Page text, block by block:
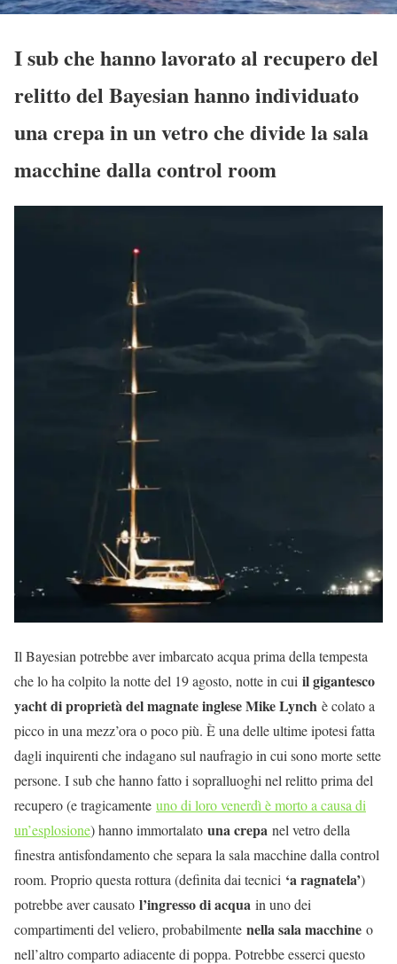
I sub che hanno lavorato al recupero del
relitto del Bayesian hanno individuato
una crepa in un vetro che divide la sala
macchine dalla control room
Il Bayesian potrebbe aver imbarcato acqua prima della tempesta
che lo ha colpito la notte del 19 agosto, notte in cui il gigantesco
yacht di proprietà del magnate inglese Mike Lynch è colato a
picco in una mezz’ora o poco più. È una delle ultime ipotesi fatta
dagli inquirenti che indagano sul naufragio in cui sono morte sette
persone. I sub che hanno fatto i sopralluoghi nel relitto prima del
recupero (e tragicamente uno di loro venerdì è morto a causa di
un’esplosione) hanno immortalato una crepa nel vetro della
finestra antisfondamento che separa la sala macchine dalla control
room. Proprio questa rottura (definita dai tecnici ‘a ragnatela’)
potrebbe aver causato l’ingresso di acqua in uno dei
compartimenti del veliero, probabilmente nella sala macchine o
nell’altro comparto adiacente di poppa. Potrebbe esserci questo